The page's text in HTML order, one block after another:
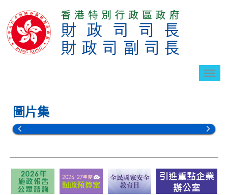
切
圖片集